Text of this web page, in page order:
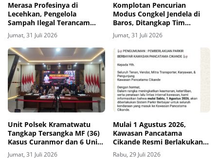
Merasa Profesinya di
Lecehkan, Pengelola
Sampah Ilegal Terancam
Dilaporkan Sejumlah Aktivis
Jumat, 31 Juli 2026
Komplotan Pencurian
Modus Congkel Jendela di
Baros, Ditangkap Tim
Satreskrim Polresta Serang
Kota
Jumat, 31 Juli 2026
Unit Polsek Kramatwatu
Tangkap Tersangka MF (36)
Kasus Curanmor dan 6 Unit
R2 Diamankan
Jumat, 31 Juli 2026
Mulai 1 Agustus 2026,
Kawasan Pancatama
Cikande Resmi Berlakukan
Sistem Parkir Berbayar
Rabu, 29 Juli 2026